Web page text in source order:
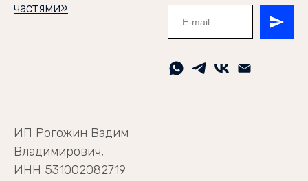
частями»
ИП Рогожин Вадим
Владимирович,
ИНН 531002082719